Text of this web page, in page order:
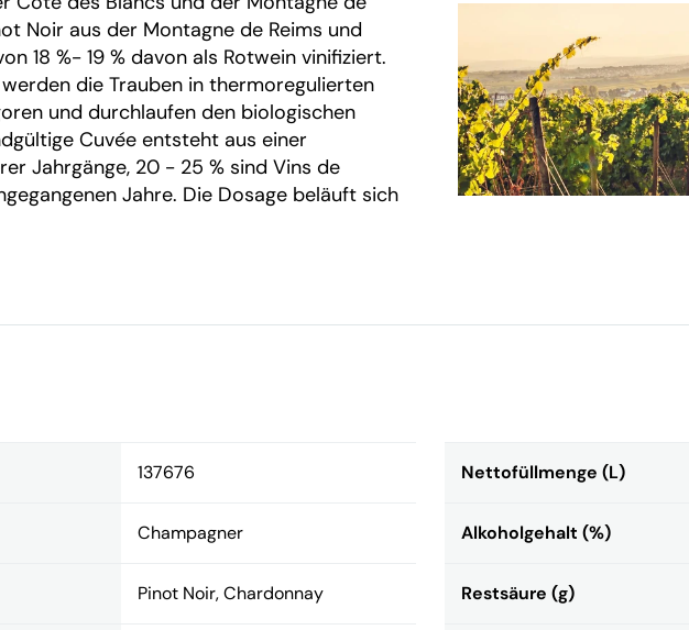
Noir aus der Montagne de Reims und
18 %- 19 % davon als Rotwein vinifiziert.
die Trauben in thermoregulierten
und durchlaufen den biologischen
Cuvée entsteht aus einer
Jahrgänge, 20 - 25 % sind Vins de
Jahre. Die Dosage beläuft sich
137676
Champagner
Pinot Noir, Chardonnay
Nettofüllmenge (L)
Alkoholgehalt (%)
Restsäure (g)